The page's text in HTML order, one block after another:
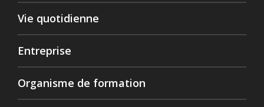
Vie quotidienne
Entreprise
Organisme de formation